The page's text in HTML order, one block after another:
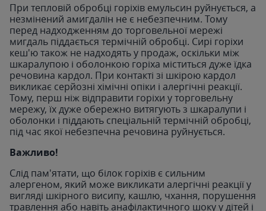
При тепловій обробці горіхів емульсин руйнується, а
незмінений амигдалін не є небезпечним. Тому
перед надходженням до торговельної мережі
мигдаль піддається термічній обробці. Сирі горіхи
кеш'ю також не надходять у продаж, оскільки між
шкаралупою і оболонкою горіха міститься дуже їдка
речовина кардол. При контакті зі шкірою кардол
викликає серйозні хімічні опіки і алергічні реакції.
Тому, перш ніж відправити горіхи у торговельну
мережу, їх дуже обережно витягують з шкаралупи і
оболонки і піддають спеціальній термічній обробці,
під час якої небезпечна речовина руйнується.
Важливо!
Слід пам'ятати, що білок горіхів є сильним
алергеном, який може викликати алергічні реакції у
вигляді шкірного висипу, кашлю, чхання, порушення
травлення або навіть анафілактичного шоку у дітей і